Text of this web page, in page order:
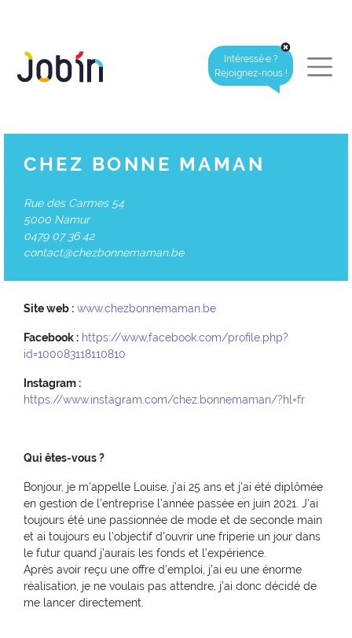
Intéressé·e ?
Rejoignez-nous !
CHEZ BONNE MAMAN
Rue des Carmes 54
5000 Namur
0479 07 36 42
contact@chezbonnemaman.be
Site web : www.chezbonnemaman.be
Facebook : https://www.facebook.com/profile.php?
id=100083118110810
Instagram :
https://www.instagram.com/chez.bonnemaman/?hl=fr
Qui êtes-vous ?
Bonjour, je m’appelle Louise, j’ai 25 ans et j’ai été diplômée
en gestion de l’entreprise l’année passée en juin 2021. J’ai
toujours été une passionnée de mode et de seconde main
et ai toujours eu l’objectif d’ouvrir une friperie un jour dans
le futur quand j’aurais les fonds et l’expérience.
Après avoir reçu une offre d’emploi, j’ai eu une énorme
réalisation, je ne voulais pas attendre, j’ai donc décidé de
me lancer directement.